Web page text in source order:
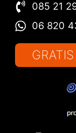
085 21
06 820